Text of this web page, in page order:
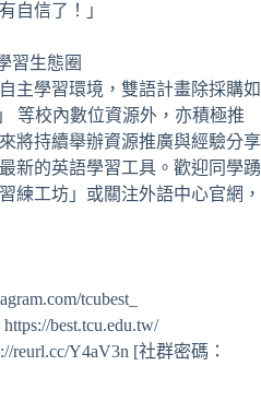
自信了！」
習生態圈
主學習環境，雙語計畫除採購如
等校內數位資源外，亦積極推
將持續舉辦資源推廣與經驗分享
新的英語學習工具。歡迎同學踴
練工坊」或關注外語中心官網，
tcubest_
best.tcu.edu.tw/
reurl.cc/Y4aV3n [社群密碼：